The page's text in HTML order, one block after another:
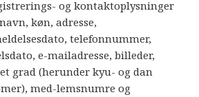
og kontaktoplysninger
køn, adresse,
telefonnummer,
e-mailadresse, billeder,
grad (herunder kyu- og dan
med-lemsnumre og